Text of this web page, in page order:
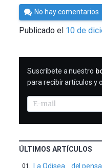
Por
Cultura
Cientifica
No hay comentarios
Publicado el 10 de
SUSCRIBIRME
Suscríbete a nuestro
para recibir artículos y
ÚLTIMOS ARTÍCULOS
La Odisea… del